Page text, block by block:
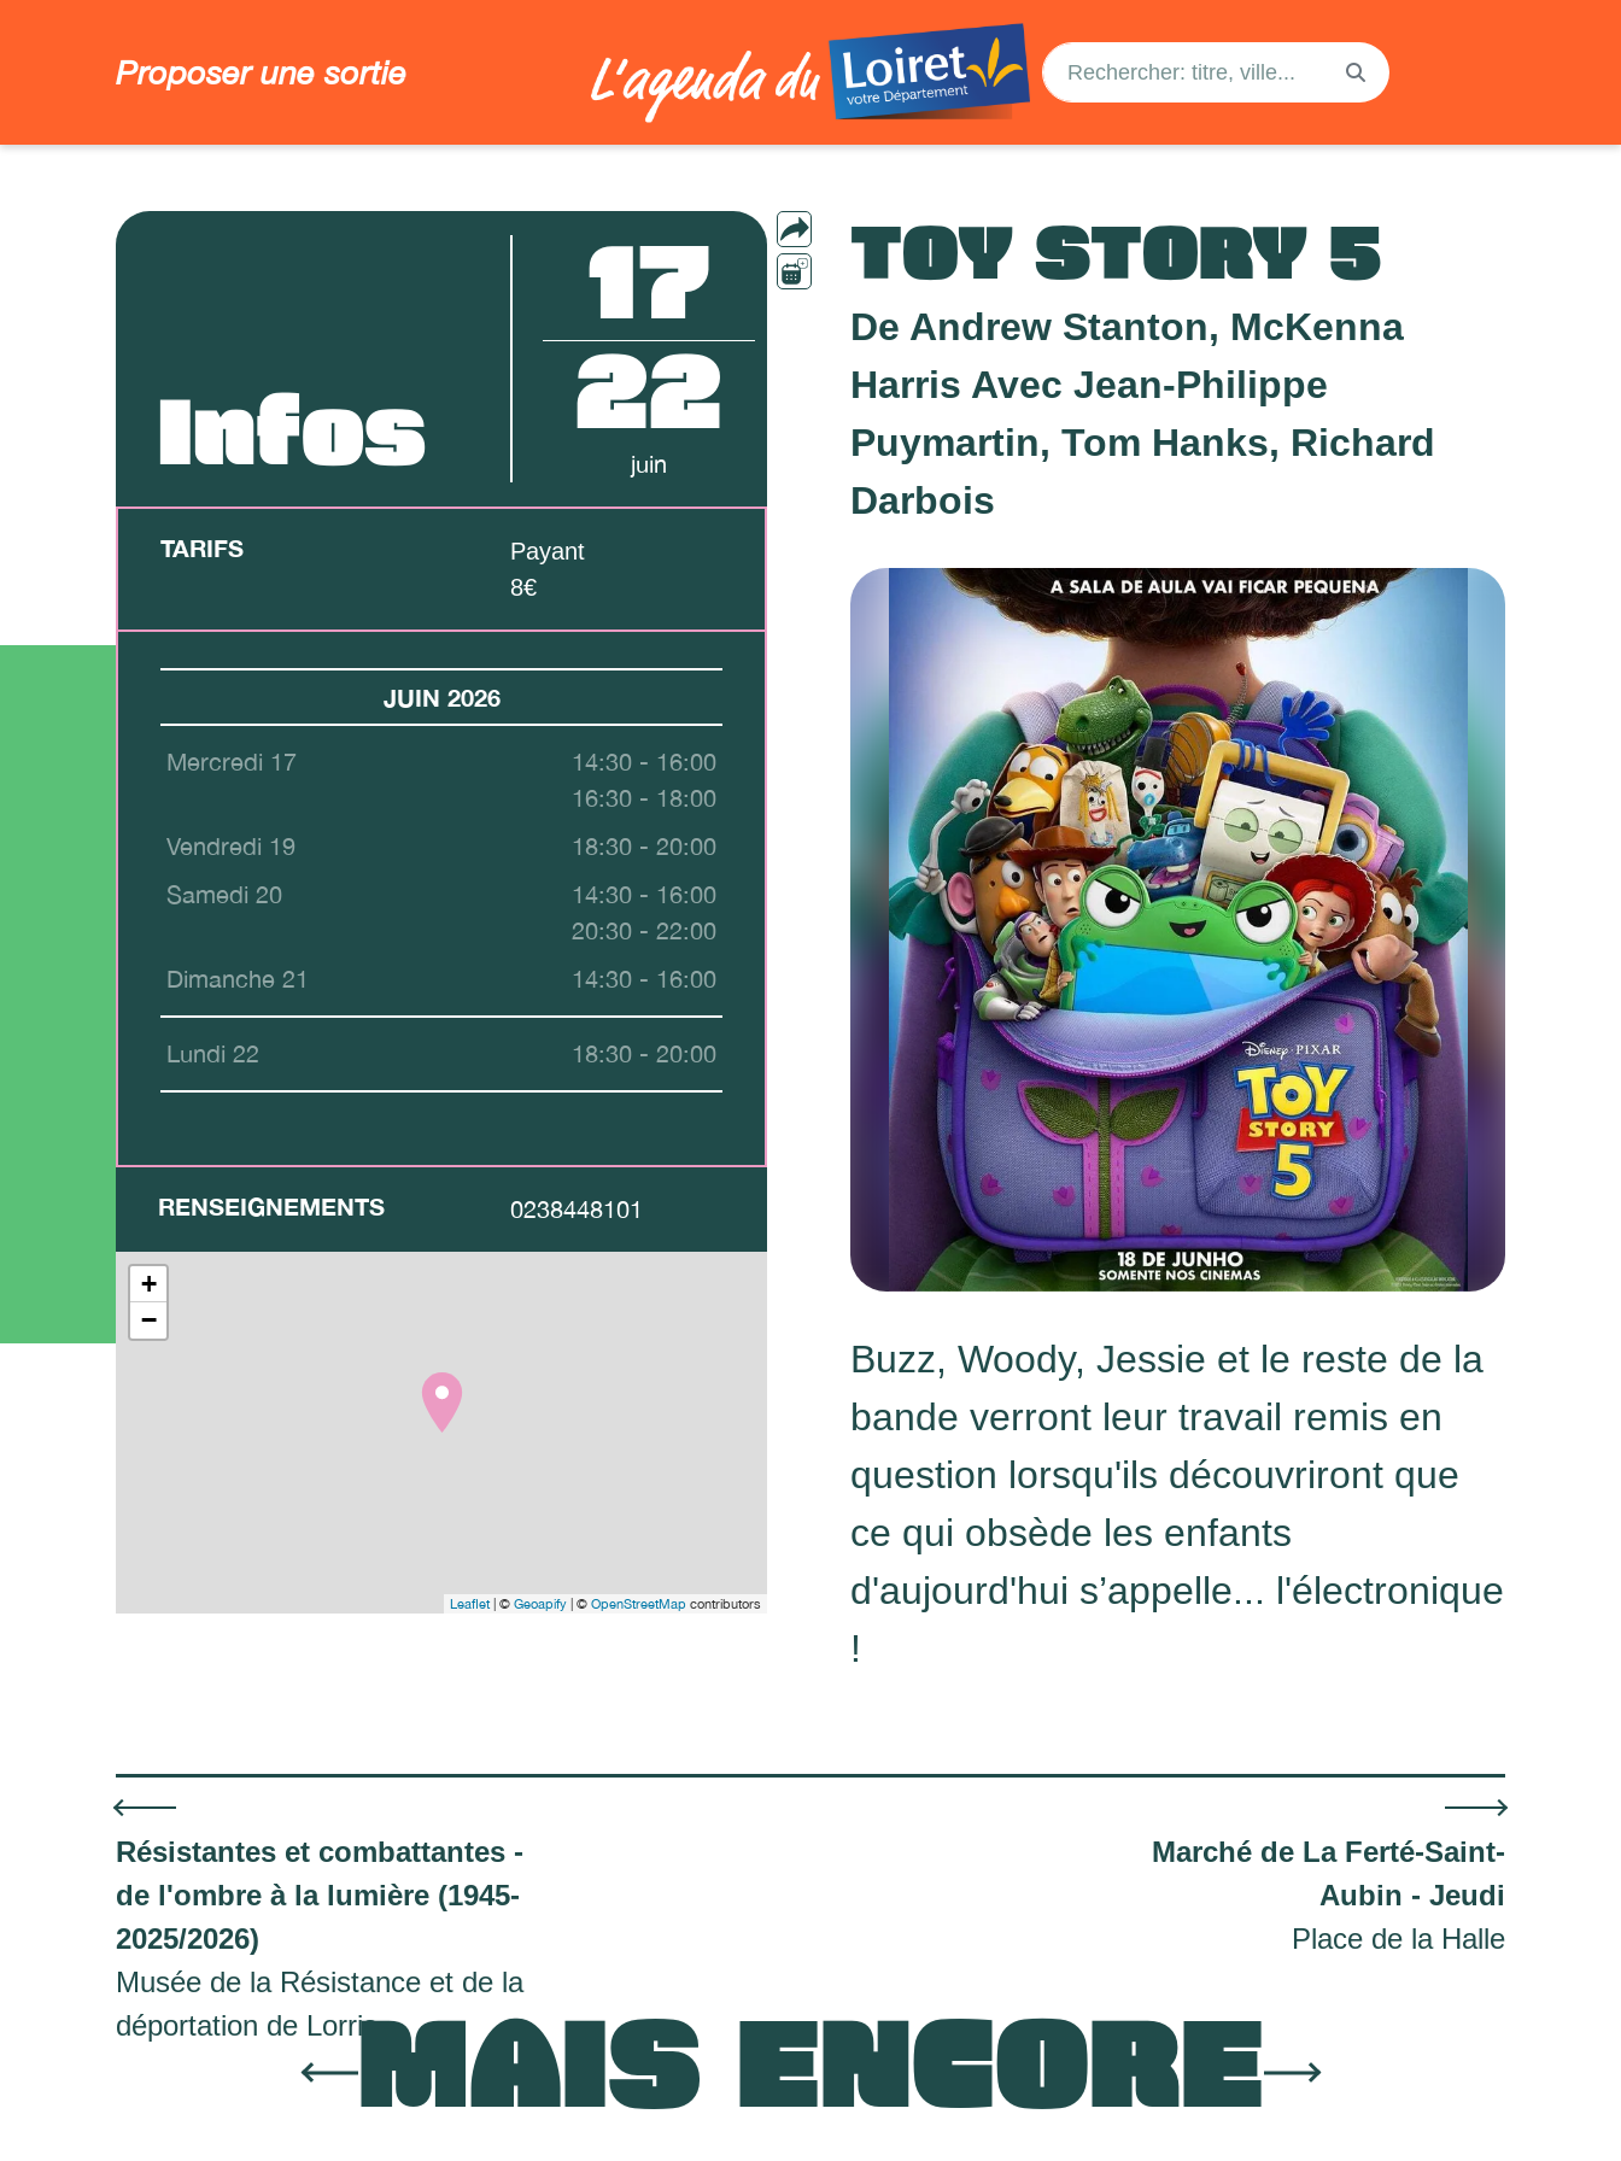
Proposer une sortie
TOY STORY 5
Infos
17
22
juin
TARIFS
Payant
8€
JUIN 2026
Mercredi 17
14:30 - 16:00
16:30 - 18:00
Vendredi 19
18:30 - 20:00
Samedi 20
14:30 - 16:00
20:30 - 22:00
Dimanche 21
14:30 - 16:00
Lundi 22 18:30 - 20:00
RENSEIGNEMENTS 0238448101
+
−
Leaflet| © Geoapify | © OpenStreetMap contributors
De Andrew Stanton, McKenna
Harris Avec Jean-Philippe
Puymartin, Tom Hanks, Richard
Darbois
Buzz, Woody, Jessie et le reste de la
bande verront leur travail remis en
question lorsqu'ils découvriront que
ce qui obsède les enfants
d'aujourd'hui s’appelle... l'électronique
!
Résistantes et combattantes -
de l'ombre à la lumière (1945-
2025/2026)
Musée de la Résistance et de la
déportation de Lorris
Marché de La Ferté-Saint-
Aubin - Jeudi
Place de la Halle
MAIS ENCORE